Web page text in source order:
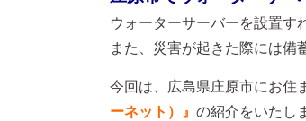
ウォーターサーバーを設置す
また、災害が起きた際には備
今回は、広島県庄原市にお住
ーネット）』 の紹介をいたし